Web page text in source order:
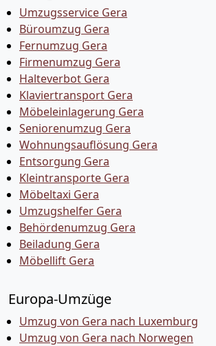
Umzugsservice Gera
Büroumzug Gera
Fernumzug Gera
Firmenumzug Gera
Halteverbot Gera
Klaviertransport Gera
Möbeleinlagerung Gera
Seniorenumzug Gera
Wohnungsauflösung Gera
Entsorgung Gera
Kleintransporte Gera
Möbeltaxi Gera
Umzugshelfer Gera
Behördenumzug Gera
Beiladung Gera
Möbellift Gera
Europa-Umzüge
Umzug von Gera nach Luxemburg
Umzug von Gera nach Norwegen